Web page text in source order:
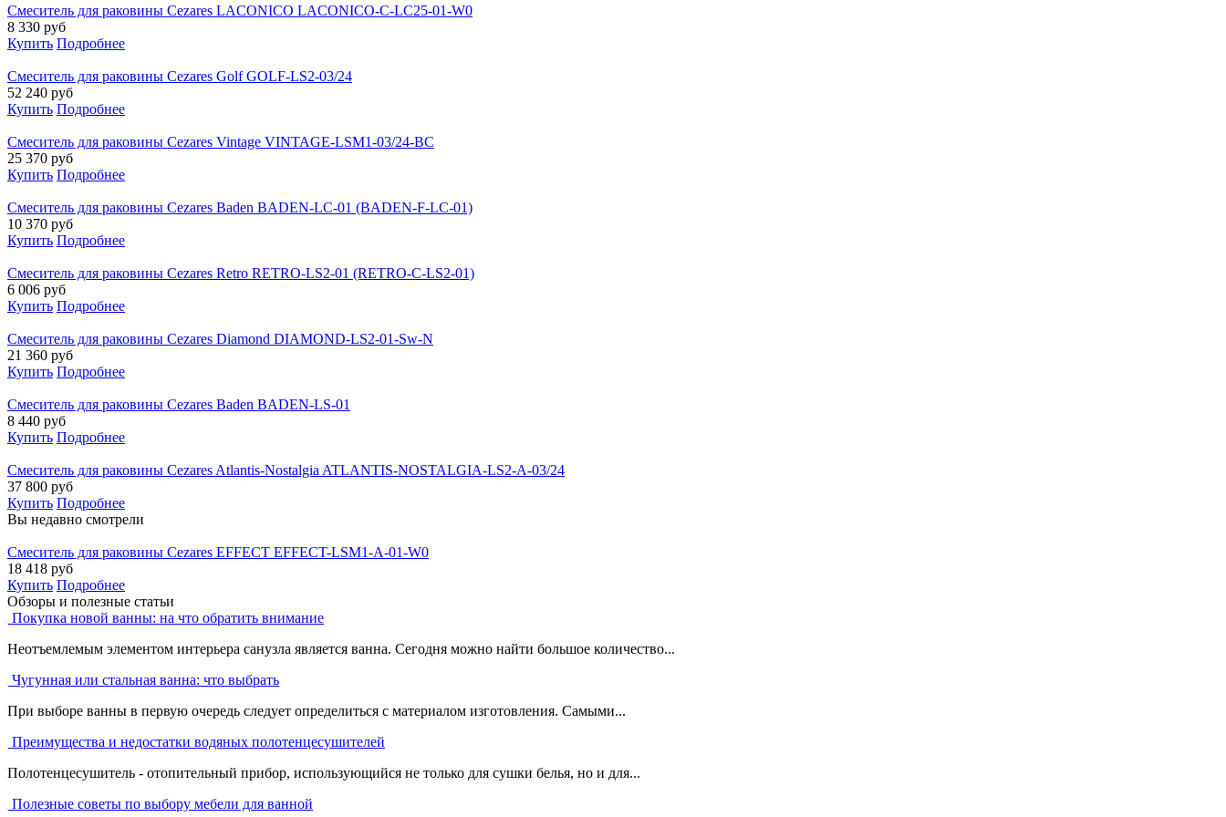
Смеситель для раковины Cezares LACONICO LACONICO-C-LC25-01-W0
8 330 руб
Купить Подробнее
Смеситель для раковины Cezares Golf GOLF-LS2-03/24
52 240 руб
Купить Подробнее
Смеситель для раковины Cezares Vintage VINTAGE-LSM1-03/24-BC
25 370 руб
Купить Подробнее
Смеситель для раковины Cezares Baden BADEN-LC-01 (BADEN-F-LC-01)
10 370 руб
Купить Подробнее
Смеситель для раковины Cezares Retro RETRO-LS2-01 (RETRO-C-LS2-01)
6 006 руб
Купить Подробнее
Смеситель для раковины Cezares Diamond DIAMOND-LS2-01-Sw-N
21 360 руб
Купить Подробнее
Смеситель для раковины Cezares Baden BADEN-LS-01
8 440 руб
Купить Подробнее
Смеситель для раковины Cezares Atlantis-Nostalgia ATLANTIS-NOSTALGIA-LS2-A-03/24
37 800 руб
Купить Подробнее
Вы недавно смотрели
Смеситель для раковины Cezares EFFECT EFFECT-LSM1-A-01-W0
18 418 руб
Купить Подробнее
Обзоры и полезные статьи
Покупка новой ванны: на что обратить внимание
Неотъемлемым элементом интерьера санузла является ванна. Сегодня можно найти большое количество...
Чугунная или стальная ванна: что выбрать
При выборе ванны в первую очередь следует определиться с материалом изготовления. Самыми...
Преимущества и недостатки водяных полотенцесушителей
Полотенцесушитель - отопительный прибор, использующийся не только для сушки белья, но и для...
Полезные советы по выбору мебели для ванной